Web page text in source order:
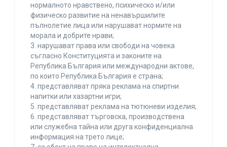
нормалното нравствено, психическо и/или
физическо развитие на ненавършилите
пълнолетие лица или нарушават нормите на
морала и добрите нрави;
3. нарушават права или свободи на човека
съгласно Конституцията и законите на
Република България или международни актове,
по които Република България е страна;
4. представляват пряка реклама на спиртни
напитки или хазартни игри;
5. представляват реклама на тютюневи изделия;
6. представляват търговска, производствена
или служебна тайна или друга конфиденциална
информация на трето лице;